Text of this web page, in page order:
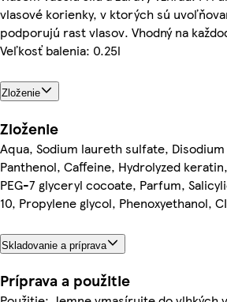
vlasové korienky, v ktorých sú
podporujú rast vlasov. Vhodný na
Veľkosť balenia: 0.25l
Zloženie
Zloženie
Aqua, Sodium laureth sulfate,
Panthenol, Caffeine, Hydrolyzed
PEG-7 glyceryl cocoate, Parfum,
10, Propylene glycol, Phenoxyethanol,
Skladovanie a príprava
Príprava a použitie